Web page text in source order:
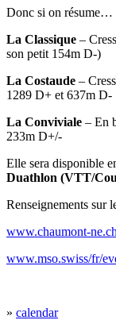
Donc si on résume…
La Classique –
son petit 154m D-)
La Costaude –
1289 D+ et 637m D-
La Conviviale – En
233m D+/-
Elle sera disponible
Duathlon (VTT/
Renseignements sur
www.chaumont-
www.mso.swiss/fr/
» calendar